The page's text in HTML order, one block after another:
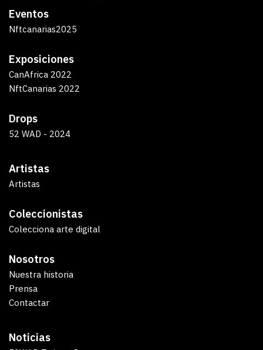
Eventos
Nftcanarias2025
Exposiciones
CanAfrica 2022
NftCanarias 2022
Drops
52 WAD - 2024
Artistas
Artistas
Coleccionistas
Colecciona arte digital
Nosotros
Nuestra historia
Prensa
Contactar
Noticias